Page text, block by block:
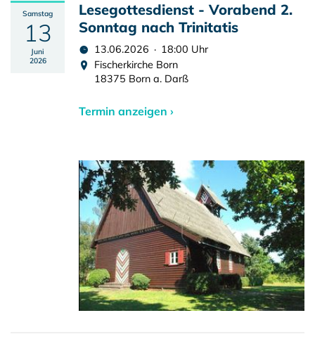
Samstag
13
Juni
2026
Lesegottesdienst - Vorabend 2.
Sonntag nach Trinitatis
13.06.2026 · 18:00 Uhr
Fischerkirche Born
18375 Born a. Darß
Termin anzeigen ›